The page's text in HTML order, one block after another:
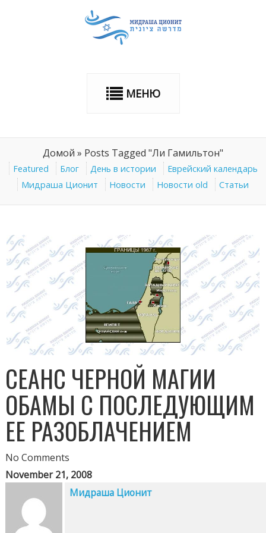
МЕНЮ
Домой » Posts Tagged "Ли Гамильтон"
Featured Блог День в истории
Еврейский календарь
Мидраша Ционит
Новости Новости old Статьи
СЕАНС ЧЕРНОЙ МАГИИ
ОБАМЫ С ПОСЛЕДУЮЩИМ
ЕЕ РАЗОБЛАЧЕНИЕМ
No Comments
November 21, 2008
Мидраша Ционит